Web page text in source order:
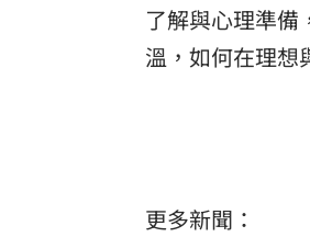
了解與心理準備
溫，如何在理想
更多新聞：